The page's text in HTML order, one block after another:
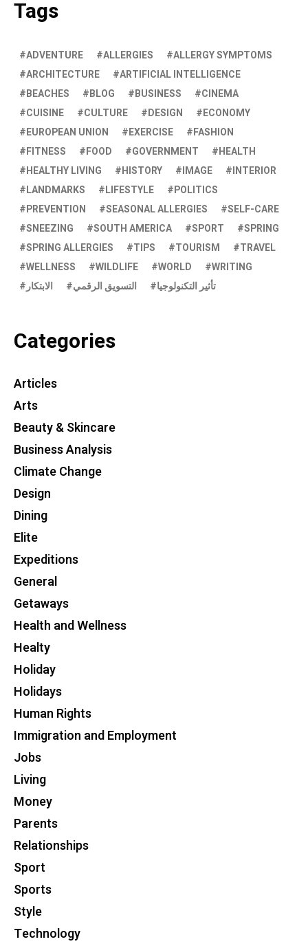
Tags
ADVENTURE ALLERGIES
ALLERGY SYMPTOMS
ARCHITECTURE
ARTIFICIAL INTELLIGENCE
BEACHES
BLOG BUSINESS
CINEMA
CUISINE
CULTURE DESIGN
ECONOMY
EUROPEAN UNION
EXERCISE
FASHION
FITNESS
FOOD GOVERNMENT
HEALTH
HEALTHY LIVING
HISTORY IMAGE
INTERIOR
LANDMARKS
LIFESTYLE
POLITICS
PREVENTION
SEASONAL ALLERGIES
SELF-CARE
SNEEZING
SOUTH AMERICA SPORT
SPRING
SPRING ALLERGIES
TIPS TOURISM
TRAVEL
WELLNESS
WILDLIFE WORLD
WRITING
الابتكار
التسويق الرقمي تأثير التكنولوجيا
Categories
Articles
Arts
Beauty & Skincare
Business Analysis
Climate Change
Design
Dining
Elite
Expeditions
General
Getaways
Health and Wellness
Healty
Holiday
Holidays
Human Rights
Immigration and Employment
Jobs
Living
Money
Parents
Relationships
Sport
Sports
Style
Technology